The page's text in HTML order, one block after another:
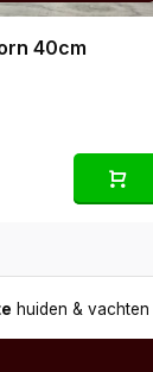
40cm
huiden & vachten